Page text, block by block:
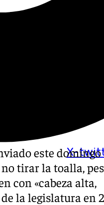
X-
este
tirar la toalla,
con «cabeza alta,
la legislatura en